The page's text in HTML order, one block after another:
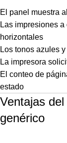
El panel muestra
Las impresiones
horizontales
Los tonos azules
La impresora
El conteo de
estado
Ventajas
genérico